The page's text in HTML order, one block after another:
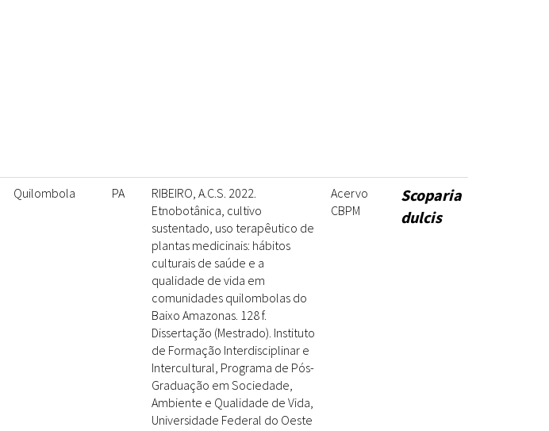
Quilombola PA
RIBEIRO, A.C.S. 2022.
Etnobotânica, cultivo
sustentado, uso terapêutico de
plantas medicinais: hábitos
culturais de saúde e a
qualidade de vida em
comunidades quilombolas do
Baixo Amazonas. 128 f.
Dissertação (Mestrado). Instituto
de Formação Interdisciplinar e
Intercultural, Programa de Pós-
Graduação em Sociedade,
Ambiente e Qualidade de Vida,
Universidade Federal do Oeste
Acervo
CBPM
Scoparia
dulcis